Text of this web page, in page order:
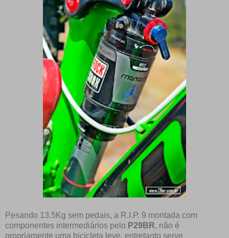
Pesando 13.5Kg sem pedais, a R.I.P. 9 montada com
componentes intermediários pelo P29BR, não é
propriamente uma bicicleta leve, entretanto serve